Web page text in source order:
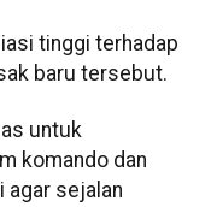
tinggi terhadap
baru tersebut.
untuk
komando dan
agar sejalan